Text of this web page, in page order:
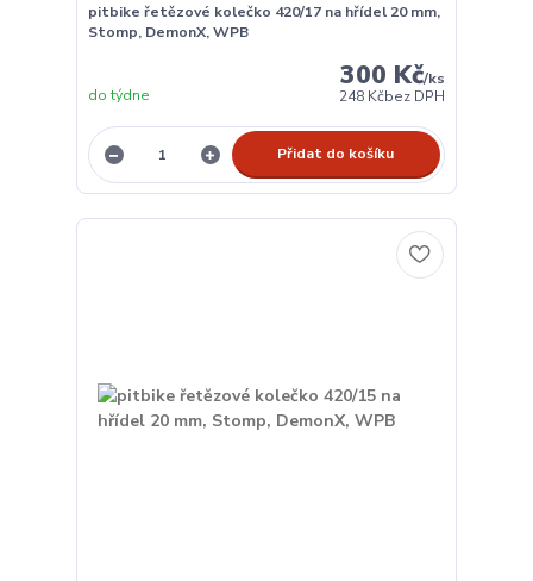
pitbike řetězové kolečko 420/17 na hřídel 20 mm,
Stomp, DemonX, WPB
300 Kč/ks
248 Kčbez DPH
do týdne
Přidat do košíku